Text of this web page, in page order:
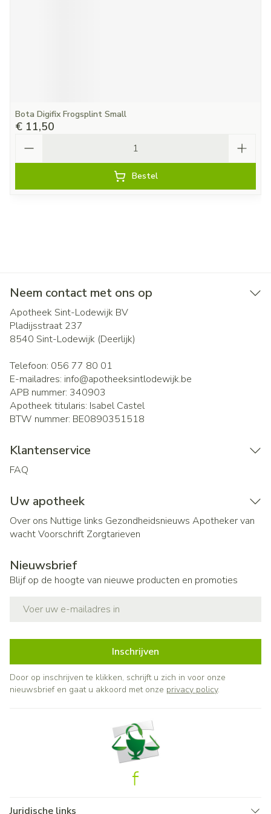
Bota Digifix Frogsplint Small
€ 11,50
Bestel
Neem contact met ons op
Apotheek Sint-Lodewijk BV
Pladijsstraat 237
8540 Sint-Lodewijk (Deerlijk)
Telefoon: 056 77 80 01
E-mailadres: info@apotheeksintlodewijk.be
APB nummer: 340903
Apotheek titularis: Isabel Castel
BTW nummer: BE0890351518
Klantenservice
FAQ
Uw apotheek
Over ons Nuttige links Gezondheidsnieuws Apotheker van
wachtVoorschrift Zorgtarieven
Nieuwsbrief
Blijf op de hoogte van nieuwe producten en promoties
Inschrijven
Door op inschrijven te klikken, schrijft u zich in voor onze
nieuwsbrief en gaat u akkoord met onze privacy policy.
Juridische links